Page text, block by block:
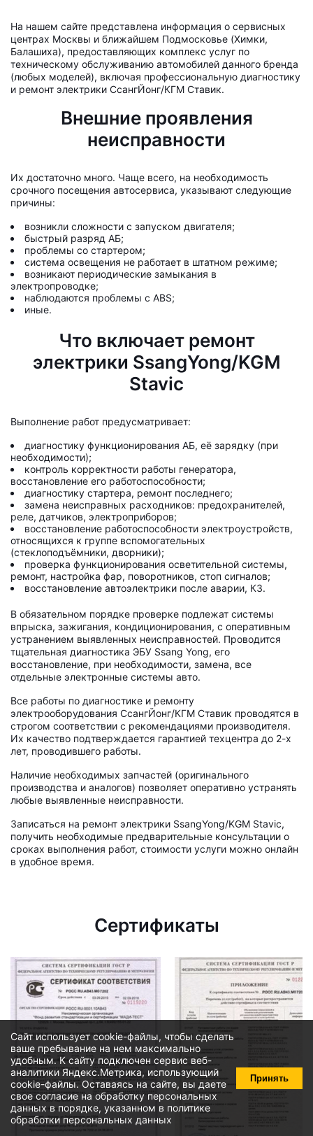
На нашем сайте представлена информация о сервисных
центрах Москвы и ближайшем Подмосковье (Химки,
Балашиха), предоставляющих комплекс услуг по
техническому обслуживанию автомобилей данного бренда
(любых моделей), включая профессиональную диагностику
и ремонт электрики СсангЙонг/КГМ Ставик.
Внешние проявления
неисправности
Их достаточно много. Чаще всего, на необходимость
срочного посещения автосервиса, указывают следующие
причины:
возникли сложности с запуском двигателя;
быстрый разряд АБ;
проблемы со стартером;
система освещения не работает в штатном режиме;
возникают периодические замыкания в
электропроводке;
наблюдаются проблемы с ABS;
иные.
Что включает ремонт
электрики SsangYong/KGM
Stavic
Выполнение работ предусматривает:
диагностику функционирования АБ, её зарядку (при
необходимости);
контроль корректности работы генератора,
восстановление его работоспособности;
диагностику стартера, ремонт последнего;
замена неисправных расходников: предохранителей,
реле, датчиков, электроприборов;
восстановление работоспособности электроустройств,
относящихся к группе вспомогательных
(стеклоподъёмники, дворники);
проверка функционирования осветительной системы,
ремонт, настройка фар, поворотников, стоп сигналов;
восстановление автоэлектрики после аварии, КЗ.
В обязательном порядке проверке подлежат системы
впрыска, зажигания, кондиционирования, с оперативным
устранением выявленных неисправностей. Проводится
тщательная диагностика ЭБУ Ssang Yong, его
восстановление, при необходимости, замена, все
отдельные электронные системы авто.
Все работы по диагностике и ремонту
электрооборудования СсангЙонг/КГМ Ставик проводятся в
строгом соответствии с рекомендациями производителя.
Их качество подтверждается гарантией техцентра до 2-х
лет, проводившего работы.
Наличие необходимых запчастей (оригинального
производства и аналогов) позволяет оперативно устранять
любые выявленные неисправности.
Записаться на ремонт электрики SsangYong/KGM Stavic,
получить необходимые предварительные консультации о
сроках выполнения работ, стоимости услуги можно онлайн
в удобное время.
Сертификаты
Сайт использует cookie-файлы, чтобы сделать
ваше пребывание на нем максимально
удобным. К cайту подключен сервис веб-
аналитики Яндекс.Метрика, использующий
cookie-файлы. Оставаясь на сайте, вы даете
свое согласие на обработку персональных
данных в порядке, указанном в политике
обработки персональных данных
Принять